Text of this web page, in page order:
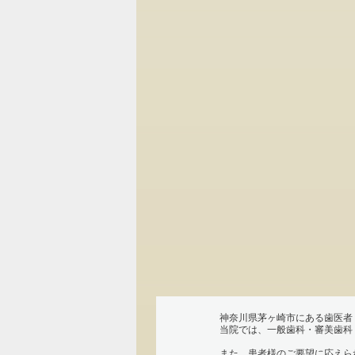
神奈川県茅ヶ崎市にある歯医
当院では、一般歯科・審美歯